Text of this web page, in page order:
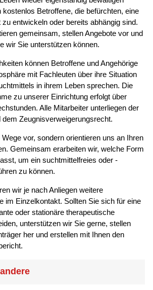
kostenlos Betroffene, die befürchten, eine
zu entwickeln oder bereits abhängig sind.
gemeinsam, stellen Angebote vor und
wir Sie unterstützen können.
können Betroffene und Angehörige
mit Fachleuten über ihre Situation
in ihrem Leben sprechen. Die
zu unserer Einrichtung erfolgt über
Alle Mitarbeiter unterliegen der
dem Zeugnisverweigerungsrecht.
vor, sondern orientieren uns an Ihren
Gemeinsam erarbeiten wir, welche Form
um ein suchtmittelfreies oder -
zu können.
wir je nach Anliegen weitere
im Einzelkontakt. Sollten Sie sich für eine
oder stationäre therapeutische
unterstützen wir Sie gerne, stellen
her und erstellen mit Ihnen den